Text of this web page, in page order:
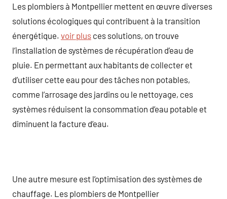
Les plombiers à Montpellier mettent en œuvre diverses
solutions écologiques qui contribuent à la transition
énergétique. voir plus ces solutions, on trouve
l’installation de systèmes de récupération d’eau de
pluie. En permettant aux habitants de collecter et
d’utiliser cette eau pour des tâches non potables,
comme l’arrosage des jardins ou le nettoyage, ces
systèmes réduisent la consommation d’eau potable et
diminuent la facture d’eau.
Une autre mesure est l’optimisation des systèmes de
chauffage. Les plombiers de Montpellier